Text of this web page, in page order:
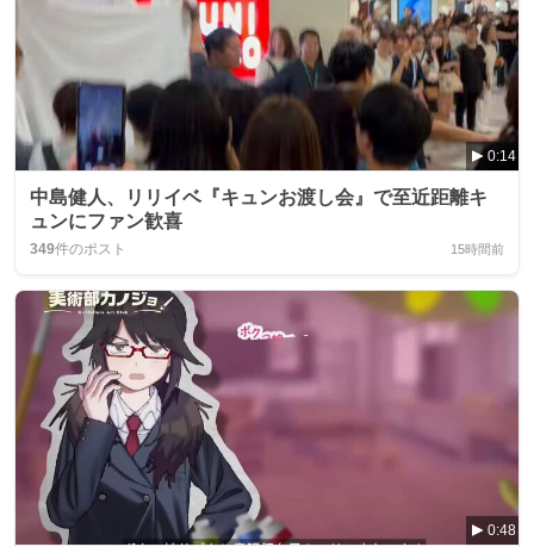
0:14
中島健人、リリイベ『キュンお渡し会』で至近距離キ
ュンにファン歓喜
349件のポスト 15時間前
0:48